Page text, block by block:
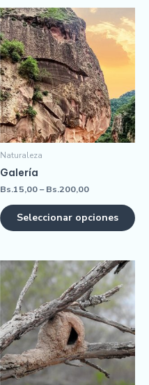
Naturaleza
Galería
Bs.15,00–Bs.200,00
Seleccionar opciones